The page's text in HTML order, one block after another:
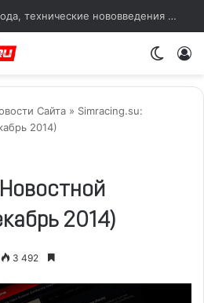
NASCAR 26: дата выхода, технические нововведения и детали геймплея
Сайта » Simracing.su:
2014)
2014)
3 492